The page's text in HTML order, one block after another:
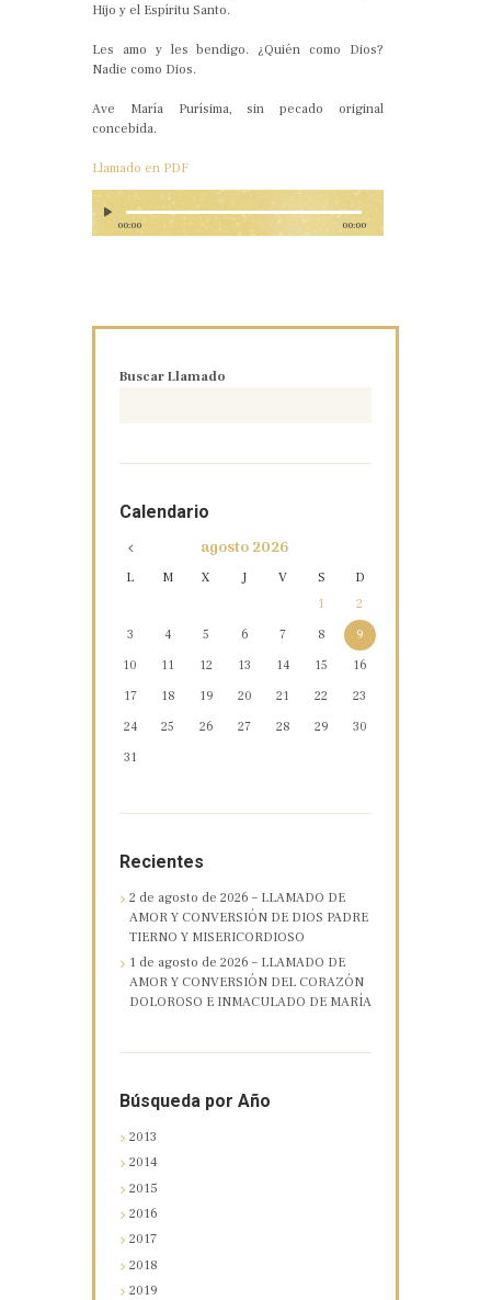
Hijo y el Espíritu Santo.
Les amo y les bendigo. ¿Quién como Dios?
Nadie como Dios.
Ave María Purísima, sin pecado original
concebida.
Llamado en PDF
00:00 00:00
Buscar Llamado
Calendario
agosto2026
L M X J V S
D
1
2
3
4 5 6 7 8
9
10
11 12 13 14 15
16
17
18 19 20 21 22
23
24
25 26 27 28 29
30
31
Recientes
2 de agosto de 2026 – LLAMADO DE
AMOR Y CONVERSIÓN DE DIOS PADRE
TIERNO Y MISERICORDIOSO
1 de agosto de 2026 – LLAMADO DE
AMOR Y CONVERSIÓN DEL CORAZÓN
DOLOROSO E INMACULADO DE MARÍA
Búsqueda por Año
2013
2014
2015
2016
2017
2018
2019